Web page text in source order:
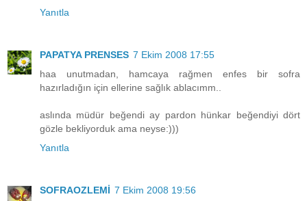
Yanıtla
PAPATYA PRENSES 7 Ekim 2008 17:55
haa unutmadan, hamcaya rağmen enfes bir sofra
hazırladığın için ellerine sağlık ablacımm..
aslında müdür beğendi ay pardon hünkar beğendiyi dört
gözle bekliyorduk ama neyse:)))
Yanıtla
SOFRAOZLEMİ 7 Ekim 2008 19:56